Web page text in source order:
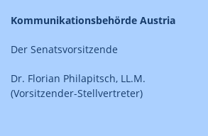
Kommunikationsbehörde Austria
Der Senatsvorsitzende
Dr. Florian Philapitsch, LL.M.
(Vorsitzender-Stellvertreter)